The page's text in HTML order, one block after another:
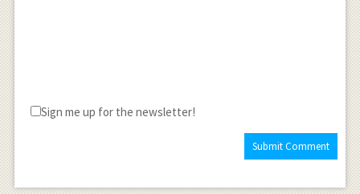
Sign me up for the newsletter!